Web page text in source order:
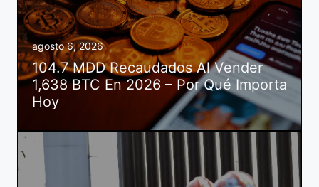
agosto 6, 2026
104.7 MDD Recaudados Al Vender
1,638 BTC En 2026 – Por Qué Importa
Hoy